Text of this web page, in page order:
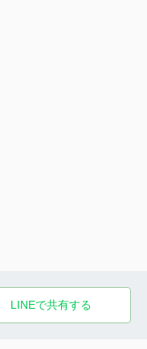
LINEで共有する